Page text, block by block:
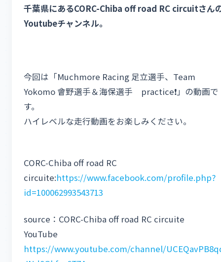
千葉県にあるCORC-Chiba off road RC circuitさん
Youtubeチャンネル。
今回は「Muchmore Racing 足立選手、Team
Yokomo 會野選手＆海保選手 practice❗️」の動画で
す。
ハイレベルな走行動画をお楽しみください。
CORC-Chiba off road RC
circuite:https://www.facebook.com/profile.php?
id=100062993543713
source：CORC-Chiba off road RC circuite
YouTube
https://www.youtube.com/channel/